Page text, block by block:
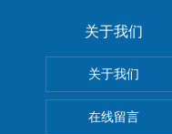
关于我们
关于我们
在线留言